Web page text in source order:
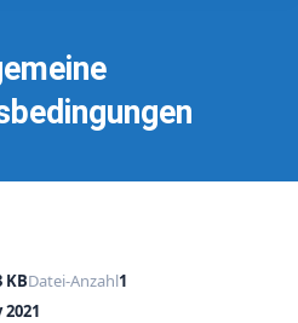
KBDatei-Anzahl1